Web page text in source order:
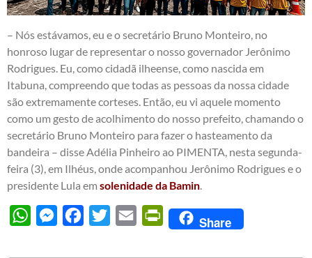
– Nós estávamos, eu e o secretário Bruno Monteiro, no
honroso lugar de representar o nosso governador Jerônimo
Rodrigues. Eu, como cidadã ilheense, como nascida em
Itabuna, compreendo que todas as pessoas da nossa cidade
são extremamente corteses. Então, eu vi aquele momento
como um gesto de acolhimento do nosso prefeito, chamando o
secretário Bruno Monteiro para fazer o hasteamento da
bandeira – disse Adélia Pinheiro ao PIMENTA, nesta segunda-
feira (3), em Ilhéus, onde acompanhou Jerônimo Rodrigues e o
presidente Lula em solenidade da Bamin.
WhatsAppMessengerFacebook
Twitter Email PrintFriendly
Share